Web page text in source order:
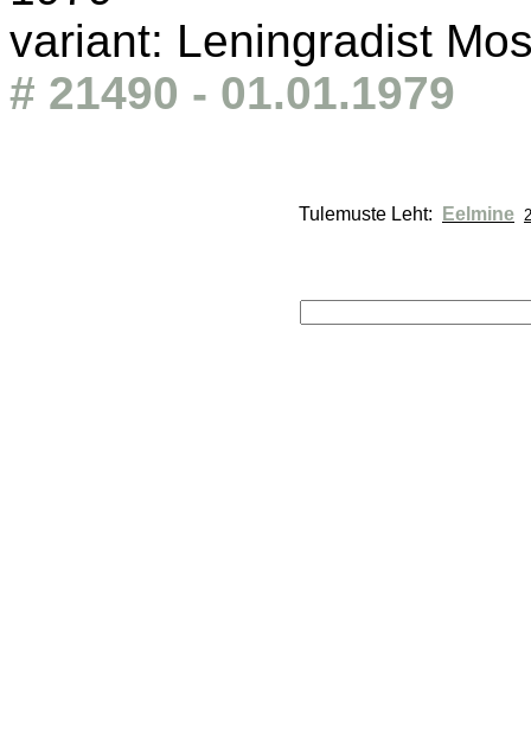
variant: Leningradist
# 21490 - 01.01.1979
Tulemuste Leht: Eelmine